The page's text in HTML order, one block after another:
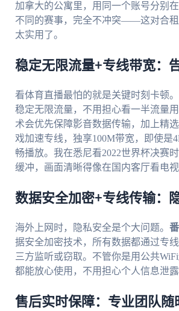
加拿大的公寓里，用同一个账号分别
不同的赛事，完全不冲突——这对合
太实用了。
稳定无限流量+专线带宽：
看体育直播最怕的就是关键时刻卡顿。
稳定无限流量，不用担心看一半流量
术会优先保障影音数据传输，加上精
戏加速专线，独享100M带宽，即使是
畅播放。我在悉尼看2022世界杯决赛
缓冲，画面清晰得像在国内客厅看电视
数据安全加密+专线传输：
海外上网时，隐私安全是个大问题。
据安全加密技术，所有数据都通过专
三方监听或窃取。不管你是用公共WiFi
都能放心使用，不用担心个人信息泄露
售后实时保障：专业团队随